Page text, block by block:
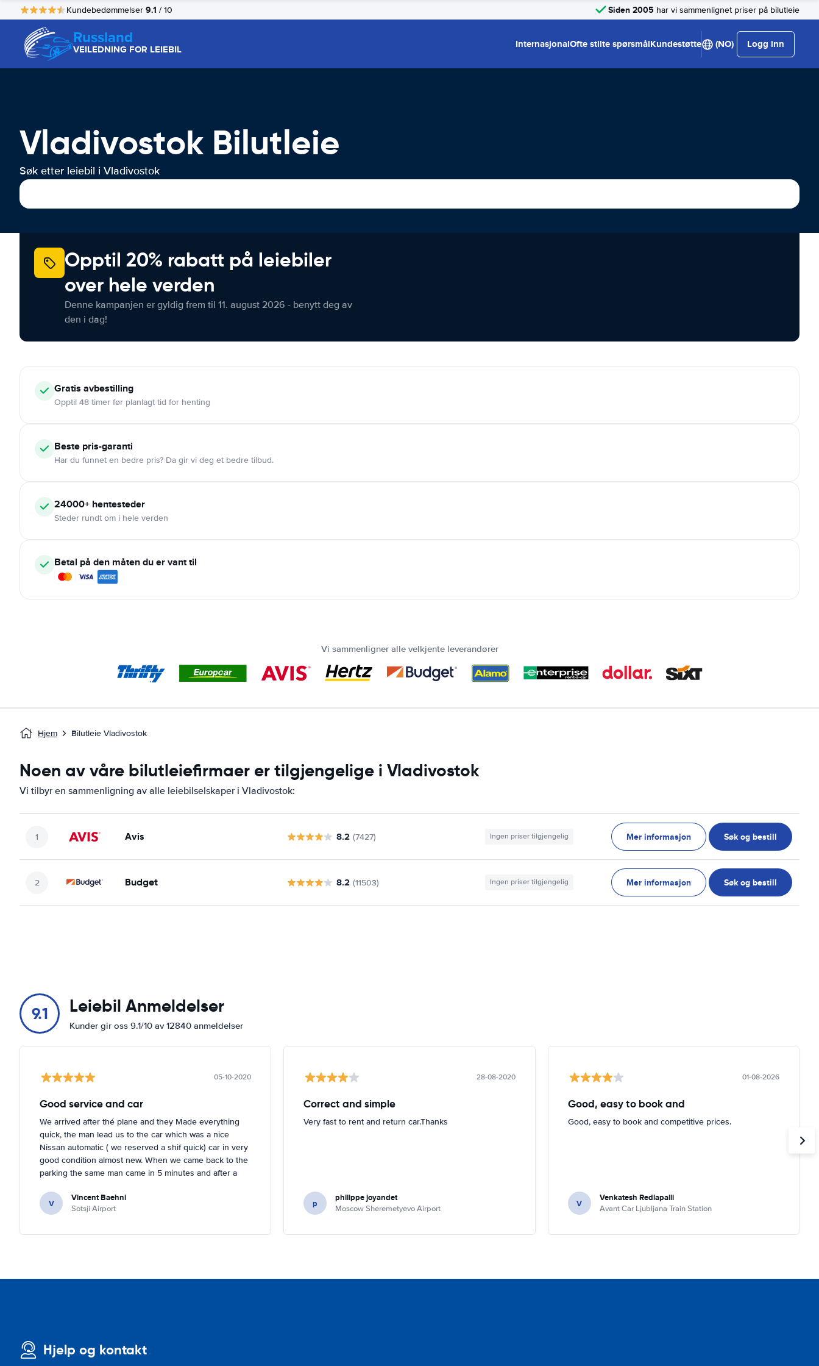
Kundebedømmelser 9.1 / 10 Siden 2005 har vi sammenlignet priser på bilutleie
Russland
VEILEDNING FOR LEIEBIL InternasjonalOfte stilte spørsmålKundestøtte (NO) Logg inn
Vladivostok Bilutleie
Søk etter leiebil i Vladivostok
Opptil 20% rabatt på leiebiler
over hele verden
Denne kampanjen er gyldig frem til 11. august 2026 - benytt deg av
den i dag!
Gratis avbestilling
Opptil 48 timer før planlagt tid for henting
Beste pris-garanti
Har du funnet en bedre pris? Da gir vi deg et bedre tilbud.
24000+ hentesteder
Steder rundt om i hele verden
Betal på den måten du er vant til
Vi sammenligner alle velkjente leverandører
Hjem Bilutleie Vladivostok
Noen av våre bilutleiefirmaer er tilgjengelige i Vladivostok
Vi tilbyr en sammenligning av alle leiebilselskaper i Vladivostok:
Avis 8.2 (7427) Ingen priser tilgjengelig Mer informasjon Søk og bestill
Budget 8.2 (11503) Ingen priser tilgjengelig Mer informasjon Søk og bestill
9.1 Leiebil Anmeldelser
Kunder gir oss 9.1/10 av 12840 anmeldelser
05-10-2020
Good service and car
We arrived after thé plane and they Made everything
quick, the man lead us to the car which was a nice
Nissan automatic ( we reserved a shif quick) car in very
good condition almost new. When we came back to the
parking the same man came in 5 minutes and after a
recommand this company.
V Vincent Baehni
Sotsji Airport
28-08-2020
Correct and simple
Very fast to rent and return car.Thanks
p philippe joyandet
Moscow Sheremetyevo Airport
01-08-2026
Good, easy to book and
Good, easy to book and competitive prices.
V Venkatesh Redlapalli
Avant Car Ljubljana Train Station
Hjelp og kontakt